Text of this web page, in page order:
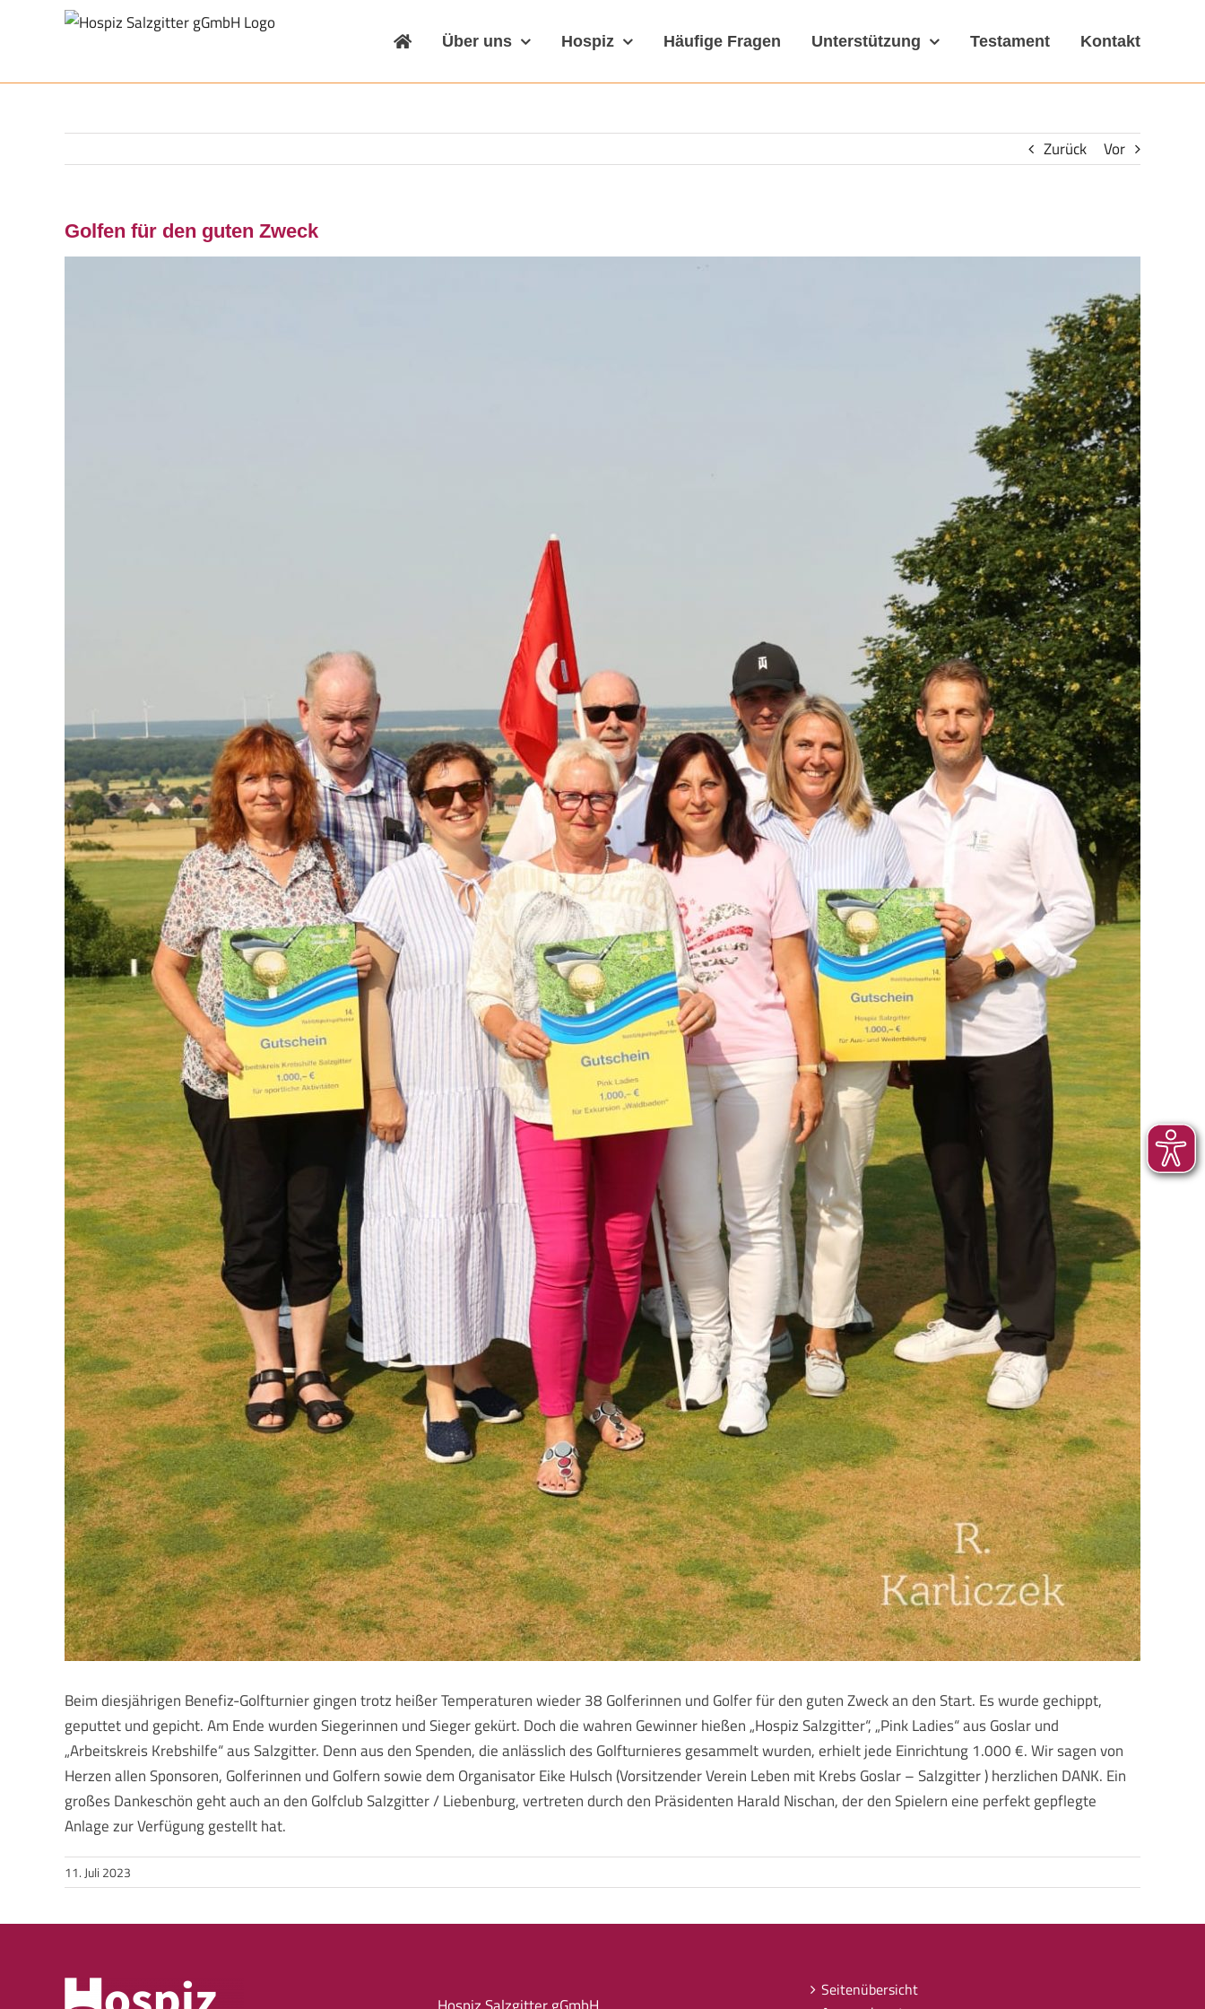
Über uns Hospiz Häufige Fragen Unterstützung Testament Kontakt
Zurück Vor
Golfen für den guten Zweck
Beim diesjährigen Benefiz-Golfturnier gingen trotz heißer Temperaturen wieder 38 Golferinnen und Golfer für den guten Zweck an den Start. Es wurde gechippt,
geputtet und gepicht. Am Ende wurden Siegerinnen und Sieger gekürt. Doch die wahren Gewinner hießen „Hospiz Salzgitter“, „Pink Ladies“ aus Goslar und
„Arbeitskreis Krebshilfe“ aus Salzgitter. Denn aus den Spenden, die anlässlich des Golfturnieres gesammelt wurden, erhielt jede Einrichtung 1.000 €. Wir sagen von
Herzen allen Sponsoren, Golferinnen und Golfern sowie dem Organisator Eike Hulsch (Vorsitzender Verein Leben mit Krebs Goslar – Salzgitter ) herzlichen DANK. Ein
großes Dankeschön geht auch an den Golfclub Salzgitter / Liebenburg, vertreten durch den Präsidenten Harald Nischan, der den Spielern eine perfekt gepflegte
Anlage zur Verfügung gestellt hat.
11. Juli 2023
Seitenübersicht